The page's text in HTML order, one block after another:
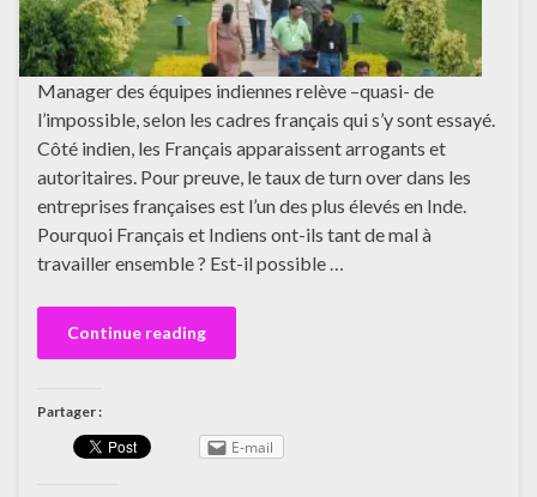
Manager des équipes indiennes relève –quasi- de
l’impossible, selon les cadres français qui s’y sont essayé.
Côté indien, les Français apparaissent arrogants et
autoritaires. Pour preuve, le taux de turn over dans les
entreprises françaises est l’un des plus élevés en Inde.
Pourquoi Français et Indiens ont-ils tant de mal à
travailler ensemble ? Est-il possible …
Continue reading
Partager :
E-mail